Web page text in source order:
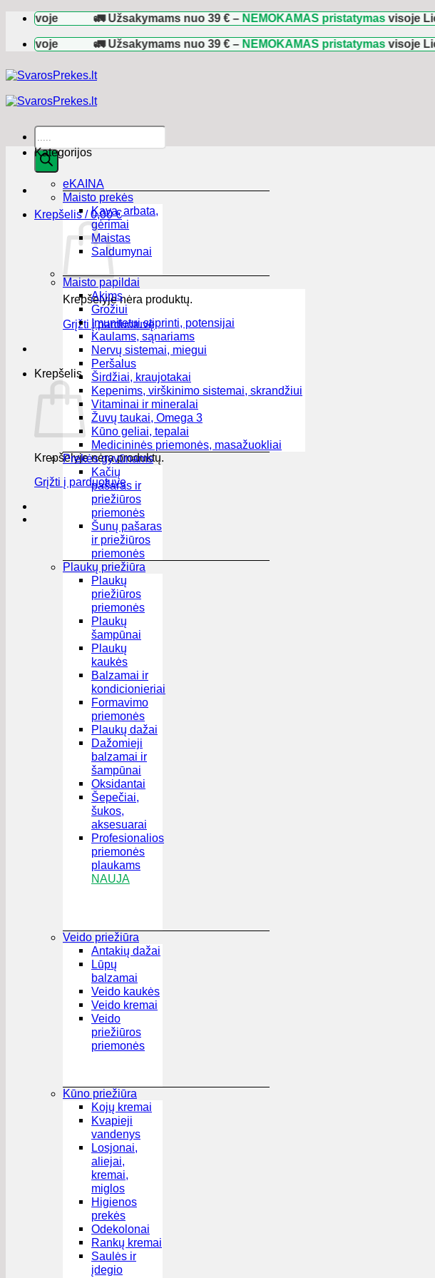
Skip
content
🚛 Užsakymams nuo39 €–NEMOKAMAS pristatymasvisoje Lietuvoje
🚛 Užsakymams nuo39 €–NEMOKAMAS pristatymasvisoje Lietuvoje
Products
search
Krepšelis /0,00€
Krepšelyje nėra produktų.
Grįžti į parduotuvę
Krepšelis
Krepšelyje nėra produktų.
Grįžti į parduotuvę
Kategorijos
eKAINA
Maisto prekės
Kava, arbata,
gėrimai
Maistas
Saldumynai
Maisto papildai
Akims
Grožiui
Imunitetui stiprinti, potensijai
Kaulams, sąnariams
Nervų sistemai, miegui
Peršalus
Širdžiai, kraujotakai
Kepenims, virškinimo sistemai, skrandžiui
Vitaminai ir mineralai
Žuvų taukai, Omega 3
Kūno geliai, tepalai
Medicininės priemonės, masažuokliai
Prekės gyvūnams
Kačių
pašaras ir
priežiūros
priemonės
Šunų pašaras
ir priežiūros
priemonės
Plaukų priežiūra
Plaukų
priežiūros
priemonės
Plaukų
šampūnai
Plaukų
kaukės
Balzamai ir
kondicionieriai
Formavimo
priemonės
Plaukų dažai
Dažomieji
balzamai ir
šampūnai
Oksidantai
Šepečiai,
šukos,
aksesuarai
Profesionalios
priemonės
plaukams
NAUJA
Veido priežiūra
Antakių dažai
Lūpų
balzamai
Veido kaukės
Veido kremai
Veido
priežiūros
priemonės
Kūno priežiūra
Kojų kremai
Kvapieji
vandenys
Losjonai,
aliejai,
kremai,
miglos
Higienos
prekės
Odekolonai
Rankų kremai
Saulės ir
įdegio